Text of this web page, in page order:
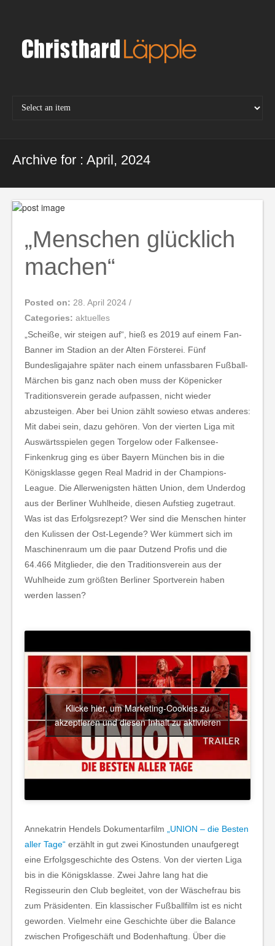
Archive for : April, 2024
„Menschen glücklich
machen“
Posted on: 28. April 2024 /
Categories: aktuelles
„Scheiße, wir steigen auf“, hieß es 2019 auf einem Fan-
Banner im Stadion an der Alten Försterei. Fünf
Bundesligajahre später nach einem unfassbaren Fußball-
Märchen bis ganz nach oben muss der Köpenicker
Traditionsverein gerade aufpassen, nicht wieder
abzusteigen. Aber bei Union zählt sowieso etwas anderes:
Mit dabei sein, dazu gehören. Von der vierten Liga mit
Auswärtsspielen gegen Torgelow oder Falkensee-
Finkenkrug ging es über Bayern München bis in die
Königsklasse gegen Real Madrid in der Champions-
League. Die Allerwenigsten hätten Union, dem Underdog
aus der Berliner Wuhlheide, diesen Aufstieg zugetraut.
Was ist das Erfolgsrezept? Wer sind die Menschen hinter
den Kulissen der Ost-Legende? Wer kümmert sich im
Maschinenraum um die paar Dutzend Profis und die
64.466 Mitglieder, die den Traditionsverein aus der
Wuhlheide zum größten Berliner Sportverein haben
werden lassen?
Klicke hier, um Marketing-Cookies zu
akzeptieren und diesen Inhalt zu aktivieren
Annekatrin Hendels Dokumentarfilm „UNION – die Besten
aller Tage“ erzählt in gut zwei Kinostunden unaufgeregt
eine Erfolgsgeschichte des Ostens. Von der vierten Liga
bis in die Königsklasse. Zwei Jahre lang hat die
Regisseurin den Club begleitet, von der Wäschefrau bis
zum Präsidenten. Ein klassischer Fußballfilm ist es nicht
geworden. Vielmehr eine Geschichte über die Balance
zwischen Profigeschäft und Bodenhaftung. Über die